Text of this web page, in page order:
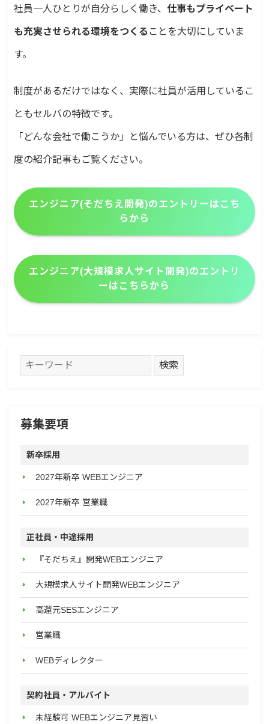
社員一人ひとりが自分らしく働き、仕事もプライベート
も充実させられる環境をつくる ことを大切にしていま
す。
制度があるだけではなく、実際に社員が活用しているこ
ともセルバの特徴です。
「どんな会社で働こうか」と悩んでいる方は、ぜひ各制
度の紹介記事もご覧ください。
エンジニア(そだちえ開発)のエントリーはこち
らから
エンジニア(大規模求人サイト開発)のエントリ
ーはこちらから
募集要項
新卒採用
2027年新卒 WEBエンジニア
2027年新卒 営業職
正社員・中途採用
『そだちえ』開発WEBエンジニア
大規模求人サイト開発WEBエンジニア
高還元SESエンジニア
営業職
WEBディレクター
契約社員・アルバイト
未経験可 WEBエンジニア見習い